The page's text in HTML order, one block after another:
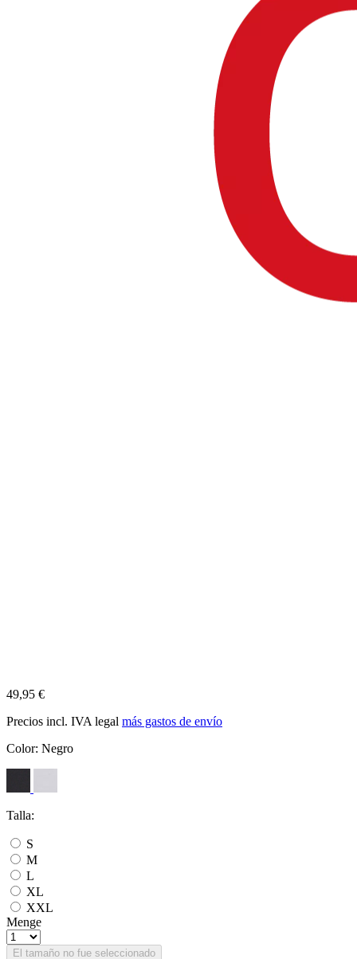
49,95 €
Precios incl. IVA legal más gastos de envío
Color: Negro
Talla:
S
M
L
XL
XXL
Menge
El tamaño no fue seleccionado